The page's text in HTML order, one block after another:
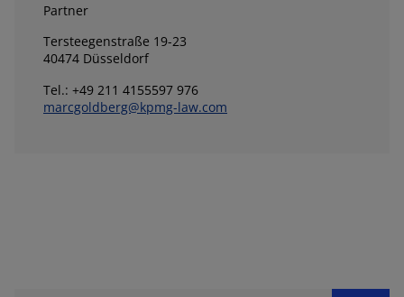
Partner
Tersteegenstraße 19-23
40474 Düsseldorf
Tel.: +49 211 4155597 976
marcgoldberg@kpmg-law.com